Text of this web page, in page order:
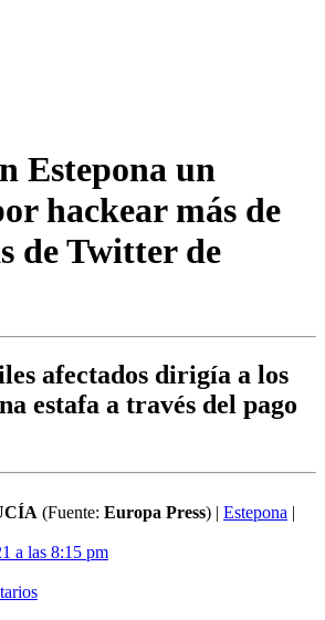
Estepona un
hackear más de
de Twitter de
afectados dirigía a los
estafa a través del pago
(Fuente: Europa Press) | Estepona |
a las 8:15 pm